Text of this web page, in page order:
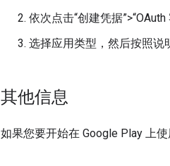
依次点击“创建凭据”>“OAuth
选择应用类型，然后按照说
其他信息
如果您要开始在 Google Play 上